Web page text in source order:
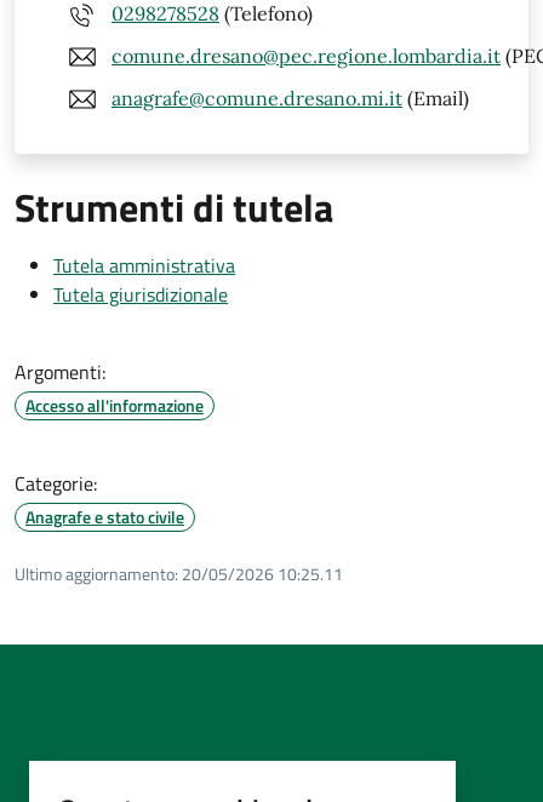
0298278528 (Telefono)
comune.dresano@pec.regione.lombardia.it
anagrafe@comune.dresano.mi.it (Email)
Strumenti di tutela
Tutela amministrativa
Tutela giurisdizionale
Argomenti:
Accesso all'informazione
Categorie:
Anagrafe e stato civile
Ultimo aggiornamento: 20/05/2026 10:25.11